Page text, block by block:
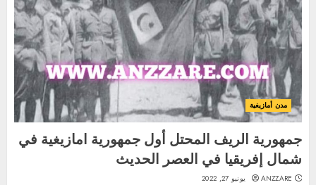
مدن أمازيغية
جمهورية الريف المحتل أول جمهورية امازيغية في
شمال إفريقيا في العصر الحديث
ANZZARE يونيو 27, 2022